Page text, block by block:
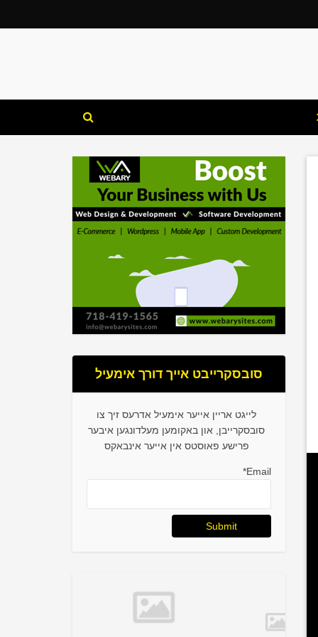
סובסקרייבט אייך דורך אימעיל
לייגט אריין אייער אימעיל אדרעס זיך צו
סובסקרייבן, און באקומען מעלדונגען איבער
פרישע פאוסטס אין אייער אינבאקס
Email*